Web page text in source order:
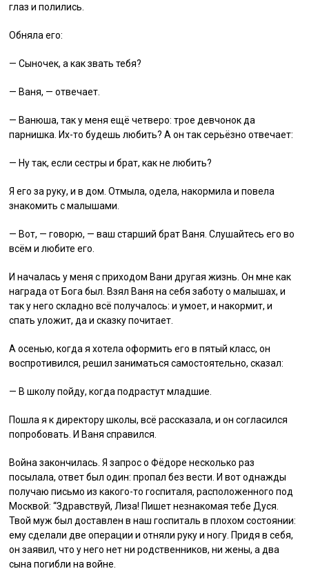
глаз и полились.
Обняла его:
— Сыночек, а как звать тебя?
— Ваня, — отвечает.
— Ванюша, так у меня ещё четверо: трое девчонок да
парнишка. Их-то будешь любить? А он так серьёзно отвечает:
— Ну так, если сестры и брат, как не любить?
Я его за руку, и в дом. Отмыла, одела, накормила и повела
знакомить с малышами.
— Вот, — говорю, — ваш старший брат Ваня. Слушайтесь его во
всём и любите его.
И началась у меня с приходом Вани другая жизнь. Он мне как
награда от Бога был. Взял Ваня на себя заботу о малышах, и
так у него складно всё получалось: и умоет, и накормит, и
спать уложит, да и сказку почитает.
А осенью, когда я хотела оформить его в пятый класс, он
воспротивился, решил заниматься самостоятельно, сказал:
— В школу пойду, когда подрастут младшие.
Пошла я к директору школы, всё рассказала, и он согласился
попробовать. И Ваня справился.
Война закончилась. Я запрос о Фёдоре несколько раз
посылала, ответ был один: пропал без вести. И вот однажды
получаю письмо из какого-то госпиталя, расположенного под
Москвой: “Здравствуй, Лиза! Пишет незнакомая тебе Дуся.
Твой муж был доставлен в наш госпиталь в плохом состоянии:
ему сделали две операции и отняли руку и ногу. Придя в себя,
он заявил, что у него нет ни родственников, ни жены, а два
сына погибли на войне.